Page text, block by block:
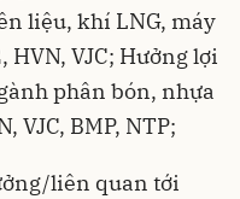
liệu, khí LNG, máy
HVN, VJC; Hưởng lợi
phân bón, nhựa
VJC, BMP, NTP;
liên quan tới